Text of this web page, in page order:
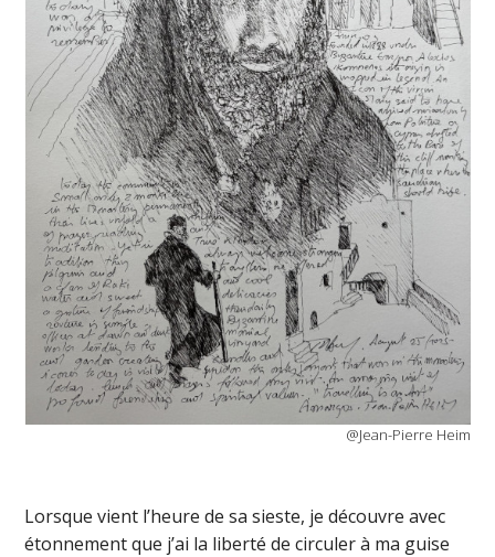
@Jean-Pierre Heim
Lorsque vient l’heure de sa sieste, je découvre avec
étonnement que j’ai la liberté de circuler à ma guise